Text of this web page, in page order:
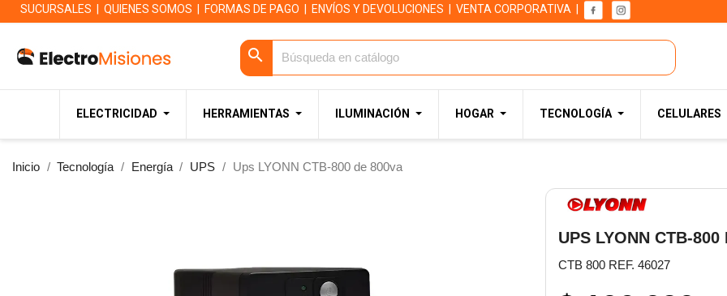
SUCURSALES QUIENES SOMOS FORMAS DE PAGO ENVÍOS Y DEVOLUCIONES VENTA CORPORATIVA
search
ELECTRICIDAD HERRAMIENTAS ILUMINACIÓN HOGAR TECNOLOGÍA CELULARES
Inicio Tecnología Energía UPS Ups LYONN CTB-800 de 800va
UPS LYONN CTB-800
CTB 800 REF. 46027